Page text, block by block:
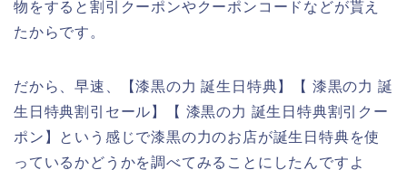
物をすると割引クーポンやクーポンコードなどが貰え
たからです。
だから、早速、【漆黒の力 誕生日特典】【 漆黒の力 誕
生日特典割引セール】【 漆黒の力 誕生日特典割引クー
ポン】という感じで漆黒の力のお店が誕生日特典を使
っているかどうかを調べてみることにしたんですよ